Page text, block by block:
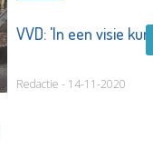
VVD: 'In een visie
Redactie - 14-11-2020